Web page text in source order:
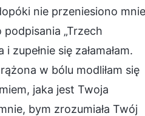
nie przeniesiono mnie
„Trzech
się załamałam.
w bólu modliłam się
jaka jest Twoja
bym zrozumiała Twój